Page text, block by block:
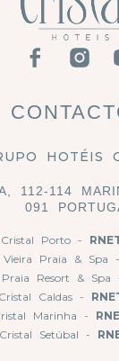
HOTÉIS
112-114
091
Cristal Porto -
Vieira Praia & Spa -
Praia Resort & Spa
Cristal Caldas -
Marinha -
Cristal Setúbal -